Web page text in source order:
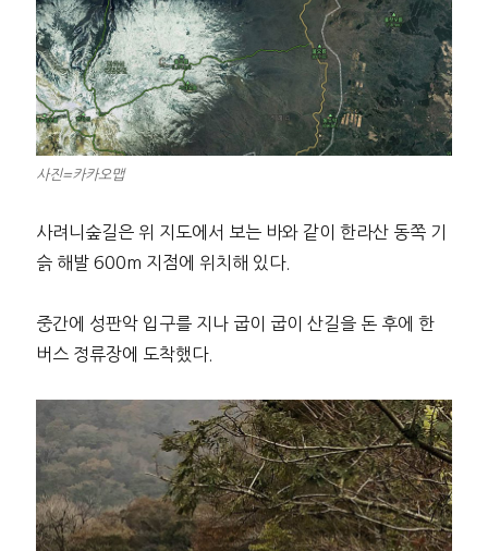
사진=카카오맵
사려니숲길은 위 지도에서 보는 바와 같이 한라산 동쪽 기
슭 해발 600m 지점에 위치해 있다.
중간에 성판악 입구를 지나 굽이 굽이 산길을 돈 후에 한
버스 정류장에 도착했다.